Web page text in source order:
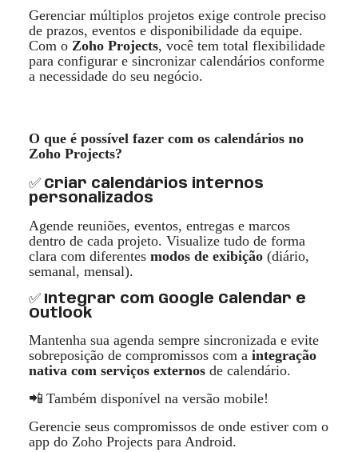
Gerenciar múltiplos projetos exige controle preciso
de prazos, eventos e disponibilidade da equipe.
Com o Zoho Projects, você tem total flexibilidade
para configurar e sincronizar calendários conforme
a necessidade do seu negócio.
O que é possível fazer com os calendários no
Zoho Projects?
✅ Criar calendários internos
personalizados
Agende reuniões, eventos, entregas e marcos
dentro de cada projeto. Visualize tudo de forma
clara com diferentes modos de exibição (diário,
semanal, mensal).
✅ Integrar com Google Calendar e
Outlook
Mantenha sua agenda sempre sincronizada e evite
sobreposição de compromissos com a integração
nativa com serviços externos de calendário.
📲 Também disponível na versão mobile!
Gerencie seus compromissos de onde estiver com o
app do Zoho Projects para Android.